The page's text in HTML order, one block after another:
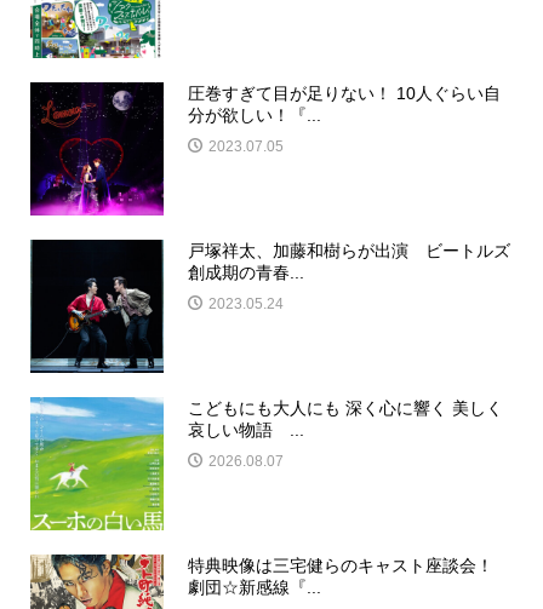
圧巻すぎて目が足りない！ 10人ぐらい自
分が欲しい！『...
2023.07.05
戸塚祥太、加藤和樹らが出演 ビートルズ
創成期の青春...
2023.05.24
こどもにも大人にも 深く心に響く 美しく
哀しい物語 ...
2026.08.07
特典映像は三宅健らのキャスト座談会！
劇団☆新感線『...